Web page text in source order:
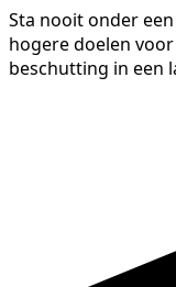
Sta nooit onder
hogere doelen
beschutting in een